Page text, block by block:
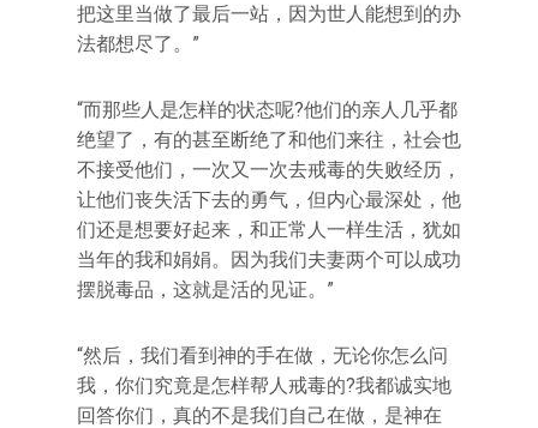
把这里当做了最后一站，因为世人能想到的办
法都想尽了。”
“而那些人是怎样的状态呢?他们的亲人几乎都
绝望了，有的甚至断绝了和他们来往，社会也
不接受他们，一次又一次去戒毒的失败经历，
让他们丧失活下去的勇气，但内心最深处，他
们还是想要好起来，和正常人一样生活，犹如
当年的我和娟娟。因为我们夫妻两个可以成功
摆脱毒品，这就是活的见证。”
“然后，我们看到神的手在做，无论你怎么问
我，你们究竟是怎样帮人戒毒的?我都诚实地
回答你们，真的不是我们自己在做，是神在